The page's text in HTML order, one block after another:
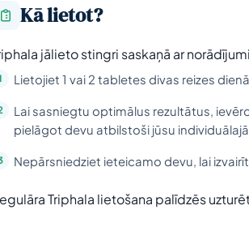
Kā lietot?
jālieto stingri saskaņā ar
Lietojiet 1 vai 2 tabletes divas reizes
Lai sasniegtu optimālus rezultātus,
pielāgot devu atbilstoši jūsu
Nepārsniedziet ieteicamo devu, lai
Triphala lietošana palīdzēs